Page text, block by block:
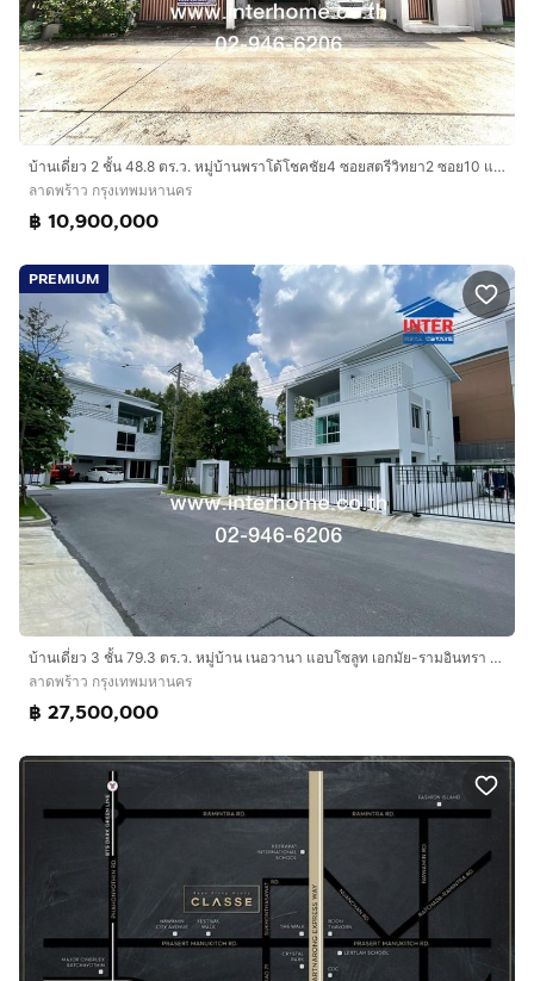
บ้านเดี่ยว 2 ชั้น 48.8 ตร.ว. หมู่บ้านพราโด้โชคชัย4 ซอยสตรีวิทยา2 ซอย10 แยก2-3 ถนนโชคชัย4 ถนนเกษตร-นวมินทร์ เขตลาดพร้าว กรุงเทพมหานคร
ลาดพร้าว กรุงเทพมหานคร
฿ 10,900,000
PREMIUM
บ้านเดี่ยว 3 ชั้น 79.3 ตร.ว. หมู่บ้าน เนอวานา แอบโซลูท เอกมัย-รามอินทรา ซอยสุคนสวัสดิ์ 19 ใกล้โรงเรียนอนุบาลโชคชัย ถนนเอกมัย - รามอินทรา
ลาดพร้าว กรุงเทพมหานคร
฿ 27,500,000